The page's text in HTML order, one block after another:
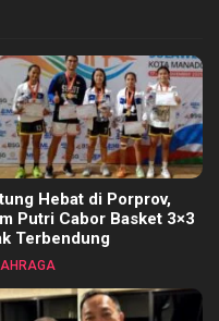
Hebat di Porprov,
Putri Cabor Basket 3×3
Terbendung